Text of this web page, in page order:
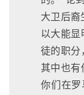
大卫后裔
以大能显
徒的职分
其中也有
你们在